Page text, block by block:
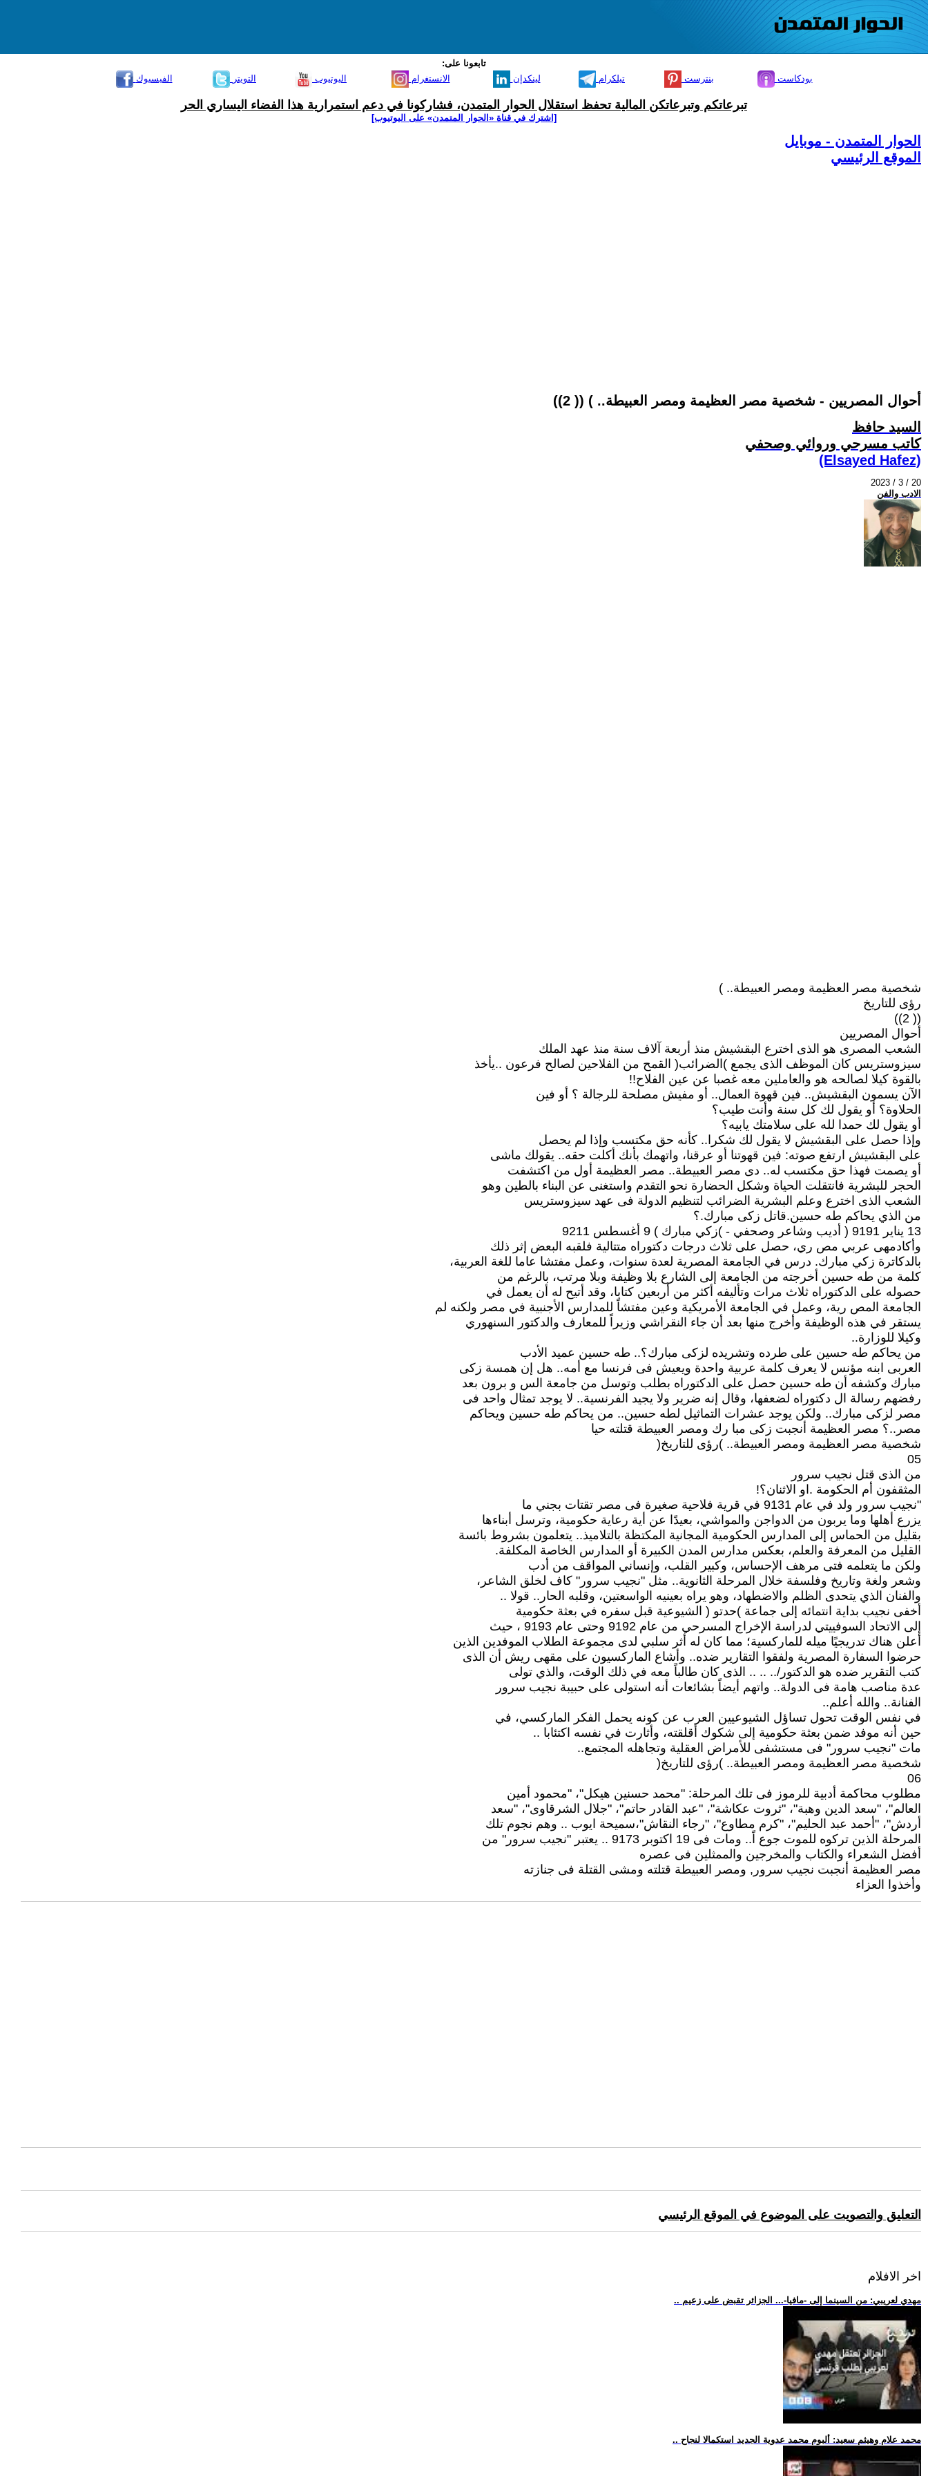
تابعونا على:
الفيسبوك
التويتر اليوتيوب الانستغرام لينكدإن تيلكرام بنترست بودكاست
تبرعاتكم وتبرعاتكن المالية تحفظ استقلال الحوار المتمدن، فشاركونا في دعم استمرارية هذا الفضاء اليساري الحر
[اشترك في قناة ‫«الحوار المتمدن» على اليوتيوب]
الحوار المتمدن - موبايل
الموقع الرئيسي
أحوال المصريين - شخصية مصر العظيمة ومصر العبيطة.. ) (( 2))
السيد حافظ
كاتب مسرحي وروائي وصحفي
(Elsayed Hafez)
2023 / 3 / 20
الادب والفن
شخصية مصر العظيمة ومصر العبيطة.. )
رؤى للتاريخ
(( 2))
أحوال المصريين
الشعب المصرى هو الذى اخترع البقشيش منذ أربعة آلاف سنة منذ عهد الملك
سيزوستريس كان الموظف الذى يجمع )الضرائب( القمح من الفلاحين لصالح فرعون ..يأخذ
بالقوة كيلا لصالحه هو والعاملين معه غصبا عن عين الفلاح!!
الآن يسمون البقشيش.. فين قهوة العمال.. أو مفيش مصلحة للرجالة ؟ أو فين
الحلاوة؟ أو يقول لك كل سنة وأنت طيب؟
أو يقول لك حمدا لله على سلامتك يابيه؟
وإذا حصل على البقشيش لا يقول لك شكرا.. كأنه حق مكتسب وإذا لم يحصل
على البقشيش ارتفع صوته: فين قهوتنا أو عرقنا، واتهمك بأنك أكلت حقه.. يقولك ماشى
أو يصمت فهذا حق مكتسب له.. دى مصر العبيطة.. مصر العظيمة أول من اكتشفت
الحجر للبشرية فانتقلت الحياة وشكل الحضارة نحو التقدم واستغنى عن البناء بالطين وهو
الشعب الذى اخترع وعلم البشرية الضرائب لتنظيم الدولة فى عهد سيزوستريس
من الذي يحاكم طه حسين.قاتل زكى مبارك.؟
13 يناير 9191 ( أديب وشاعر وصحفي - )زكي مبارك ) 9 أغسطس 9211
وأكادمهى عربي مص ري، حصل على ثلاث درجات دكتوراه متتالية فلقبه البعض إثر ذلك
بالدكاترة زكي مبارك. درس في الجامعة المصرية لعدة سنوات، وعمل مفتشا عاما للغة العربية،
كلمة من طه حسين أخرجته من الجامعة إلى الشارع بلا وظيفة وبلا مرتب، بالرغم من
حصوله على الدكتوراه ثلاث مرات وتأليفه أكثر من أربعين كتابا، وقد أتيح له أن يعمل في
الجامعة المص رية، وعمل في الجامعة الأمريكية وعين مفتشاً للمدارس الأجنبية في مصر ولكنه لم
يستقر في هذه الوظيفة وأخرج منها بعد أن جاء النقراشي وزيراً للمعارف والدكتور السنهوري
وكيلا للوزارة..
من يحاكم طه حسين على طرده وتشريده لزكى مبارك؟.. طه حسين عميد الأدب
العربى ابنه مؤنس لا يعرف كلمة عربية واحدة ويعيش فى فرنسا مع أمه.. هل إن همسة زكى
مبارك وكشفه أن طه حسين حصل على الدكتوراه بطلب وتوسل من جامعة الس و برون بعد
رفضهم رسالة ال دكتوراه لضعفها، وقال إنه ضرير ولا يجيد الفرنسية.. لا يوجد تمثال واحد فى
مصر لزكى مبارك.. ولكن يوجد عشرات التماثيل لطه حسين.. من يحاكم طه حسين ويحاكم
مصر..؟ مصر العظيمة أنجبت زكى مبا رك ومصر العبيطة قتلته حيا
شخصية مصر العظيمة ومصر العبيطة.. )رؤى للتاريخ(
05
من الذى قتل نجيب سرور
المثقفون أم الحكومة .او الاثنان؟!
"نجيب سرور ولد في عام 9131 في قرية فلاحية صغيرة فى مصر تقتات بجني ما
يزرع أهلها وما يربون من الدواجن والمواشي، بعيدًا عن أية رعاية حكومية، وترسل أبناءها
بقليل من الحماس إلى المدارس الحكومية المجانية المكتظة بالتلاميذ.. يتعلمون بشروط بائسة
القليل من المعرفة والعلم، بعكس مدارس المدن الكبيرة أو المدارس الخاصة المكلفة.
ولكن ما يتعلمه فتى مرهف الإحساس، وكبير القلب، وإنساني المواقف من أدب
وشعر ولغة وتاريخ وفلسفة خلال المرحلة الثانوية.. مثل "نجيب سرور" كاف لخلق الشاعر،
والفنان الذي يتحدى الظلم والاضطهاد، وهو يراه بعينيه الواسعتين، وقلبه الحار.. قولا ..
أخفى نجيب بداية انتمائه إلى جماعة )حدتو ( الشيوعية قبل سفره في بعثة حكومية
إلى الاتحاد السوفييتي لدراسة الإخراج المسرحي من عام 9192 وحتى عام 9193 ، حيث
أعلن هناك تدريجيًا ميله للماركسية؛ مما كان له أثر سلبي لدى مجموعة الطلاب الموفدين الذين
حرضوا السفارة المصرية ولفقوا التقارير ضده.. وأشاع الماركسيون على مقهى ريش أن الذى
كتب التقرير ضده هو الدكتور/.. .. .. الذى كان طالباً معه في ذلك الوقت، والذي تولى
عدة مناصب هامة فى الدولة.. واتهم أيضاً بشائعات أنه استولى على حبيبة نجيب سرور
الفنانة.. والله أعلم..
في نفس الوقت تحول تساؤل الشيوعيين العرب عن كونه يحمل الفكر الماركسي، في
حين أنه موفد ضمن بعثة حكومية إلى شكوك أقلقته، وأثارت في نفسه اكتئابا ..
مات "نجيب سرور" فى مستشفى للأمراض العقلية وتجاهله المجتمع..
شخصية مصر العظيمة ومصر العبيطة.. )رؤى للتاريخ(
06
مطلوب محاكمة أدبية للرموز فى تلك المرحلة: "محمد حسنين هيكل"، "محمود أمين
العالم"، "سعد الدين وهبة"، "ثروت عكاشة"، "عبد القادر حاتم"، "جلال الشرقاوى"، "سعد
أردش"، "أحمد عبد الحليم"، "كرم مطاوع"، "رجاء النقاش"،سميحة ايوب .. وهم نجوم تلك
المرحلة الذين تركوه للموت جوع اً.. ومات فى 19 اكتوبر 9173 .. يعتبر "نجيب سرور" من
أفضل الشعراء والكتاب والمخرجين والممثلين فى عصره
مصر العظيمة أنجبت نجيب سرور, ومصر العبيطة قتلته ومشى القتلة فى جنازته
وأخذوا العزاء
التعليق والتصويت على الموضوع في الموقع الرئيسي
اخر الافلام
.. مهدي لعريبي: من السينما إلى -مافيا-... الجزائر تقبض على زعيم
.. محمد علام وهيثم سعيد: ألبوم محمد عدوية الجديد استكمالا لنجاح